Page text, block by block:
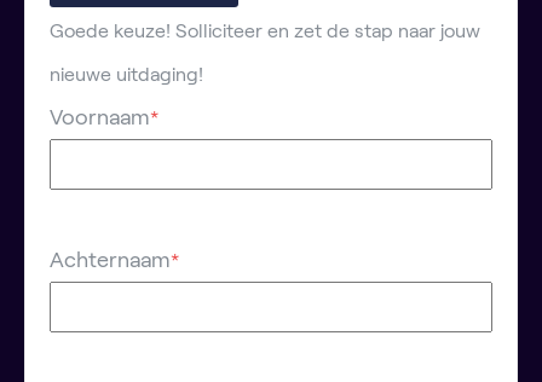
Goede keuze! Solliciteer en zet de stap naar jouw
nieuwe uitdaging!
Voornaam*
Achternaam*